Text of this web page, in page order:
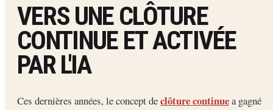
VERS UNE CLÔTURE
CONTINUE ET ACTIVÉE
PAR L'IA
Ces dernières années, le concept declôture continuea gagné